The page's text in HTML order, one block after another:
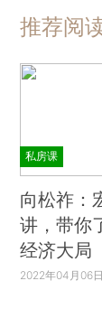
推荐阅
私房课
向松祚：
讲，带你
经济大局
2022年04月06日